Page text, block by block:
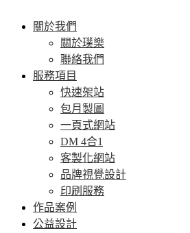
關於我們
關於璞樂
聯絡我們
服務項目
快速架站
包月製圖
一頁式網站
DM 4合1
客製化網站
品牌視覺設計
印刷服務
作品案例
公益設計